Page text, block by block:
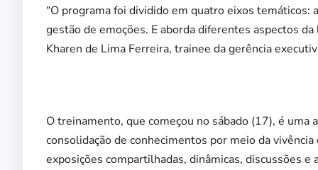
“O programa foi dividido em quatro eixos
gestão de emoções. E aborda diferentes aspectos
Kharen de Lima Ferreira, trainee da gerência
O treinamento, que começou no sábado (17), é uma
consolidação de conhecimentos por meio da
exposições compartilhadas, dinâmicas, discussões